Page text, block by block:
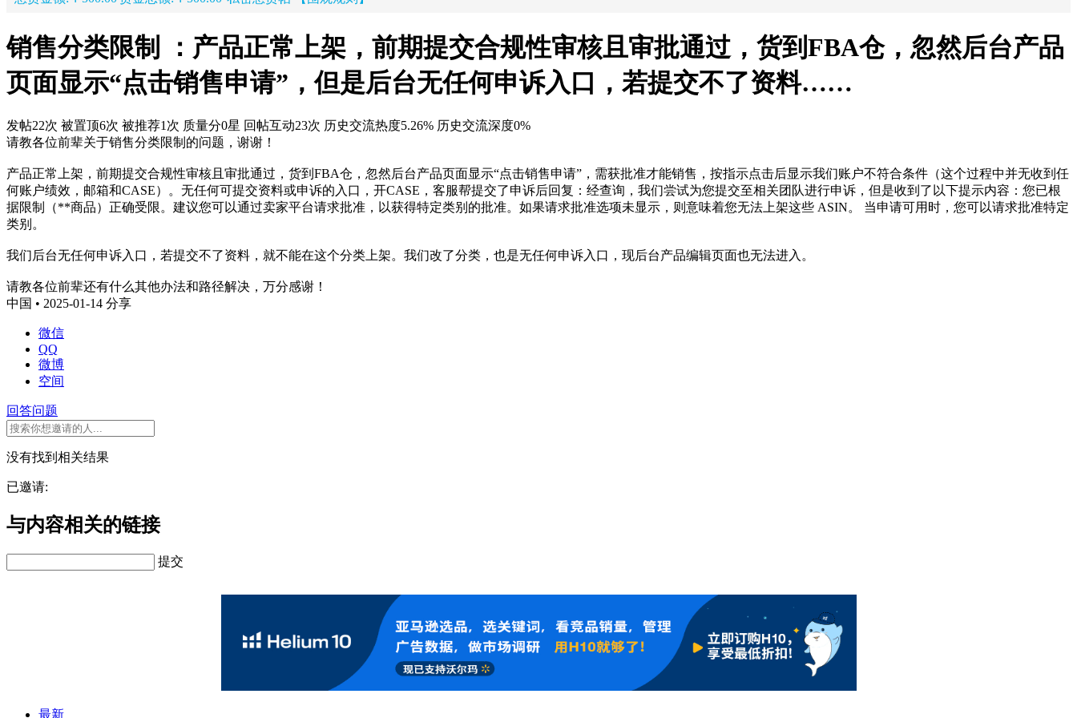
销售分类限制 ：产品正常上架，前期提交合规性审核且审批通过，货到FBA仓，忽然后台产品
页面显示“点击销售申请”，但是后台无任何申诉入口，若提交不了资料……
发帖22次 被置顶6次 被推荐1次 质量分0星 回帖互动23次 历史交流热度5.26% 历史交流深度0%
请教各位前辈关于销售分类限制的问题，谢谢！
产品正常上架，前期提交合规性审核且审批通过，货到FBA仓，忽然后台产品页面显示“点击销售申请”，需获批准才能销售，按指示点击后显示我们账户不符合条件（这个过程中并无收到任
何账户绩效，邮箱和CASE）。无任何可提交资料或申诉的入口，开CASE，客服帮提交了申诉后回复：经查询，我们尝试为您提交至相关团队进行申诉，但是收到了以下提示内容：您已根
据限制（**商品）正确受限。建议您可以通过卖家平台请求批准，以获得特定类别的批准。如果请求批准选项未显示，则意味着您无法上架这些 ASIN。 当申请可用时，您可以请求批准特定
类别。
我们后台无任何申诉入口，若提交不了资料，就不能在这个分类上架。我们改了分类，也是无任何申诉入口，现后台产品编辑页面也无法进入。
请教各位前辈还有什么其他办法和路径解决，万分感谢！
中国 • 2025-01-14 分享
微信
QQ
微博
空间
回答问题
没有找到相关结果
已邀请:
与内容相关的链接
提交
最新